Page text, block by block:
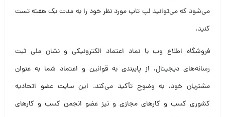
می‌شود که می‌توانید لپ تاپ مورد نظر خود را به مدت یک هفته تست
کنید.
فروشگاه اطلاع وب با نماد اعتماد الکترونیکی و نشان ملی ثبت
رسانه‌های دیجیتال، از پایبندی به قوانین و اعتماد شما به عنوان
مشتریان خود، به وضوح تأکید می‌کند. این سایت عضو اتحادیه
کشوری کسب و کارهای مجازی و نیز عضو انجمن کسب و کارهای